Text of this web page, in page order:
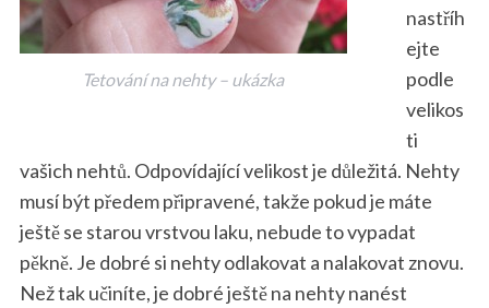
Tetování na nehty – ukázka
nastříh
ejte
podle
velikos
ti
vašich nehtů. Odpovídající velikost je důležitá. Nehty
musí být předem připravené, takže pokud je máte
ještě se starou vrstvou laku, nebude to vypadat
pěkně. Je dobré si nehty odlakovat a nalakovat znovu.
Než tak učiníte, je dobré ještě na nehty nanést